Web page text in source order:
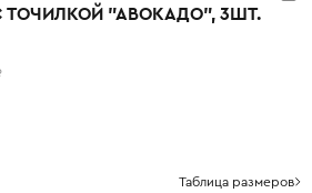
ТОЧИЛКОЙ "АВОКАДО", 3ШТ.
Таблица размеров